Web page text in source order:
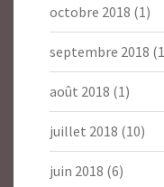
octobre 2018 (1)
septembre 2018
août 2018 (1)
juillet 2018 (10)
juin 2018 (6)